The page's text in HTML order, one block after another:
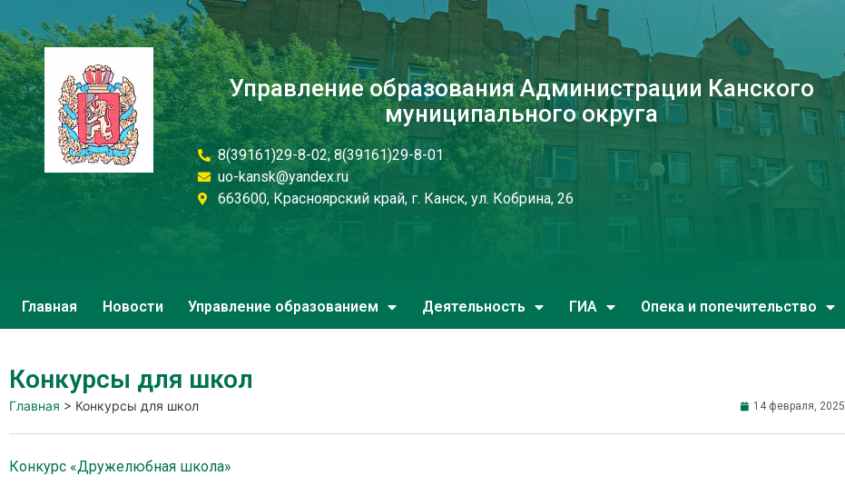
Управление образования Администрации Канского
муниципального округа
8(39161)29-8-02; 8(39161)29-8-01
uo-kansk@yandex.ru
663600, Красноярский край, г. Канск, ул. Кобрина, 26
Главная Новости Управление образованием Деятельность ГИА Опека и попечительство
Конкурсы для школ
Главная > Конкурсы для школ 14 февраля, 2025
Конкурс «Дружелюбная школа»